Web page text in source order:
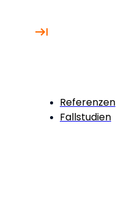
Referenzen
Fallstudien